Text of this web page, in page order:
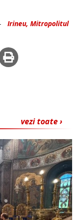
- Irineu, Mitropolitul
vezi toate ›